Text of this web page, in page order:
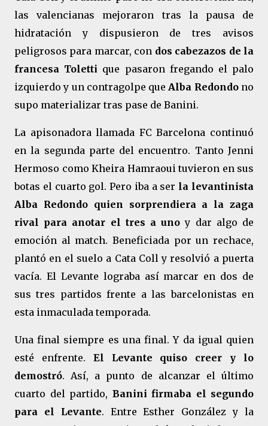
las valencianas mejoraron tras la pausa de
hidratación y dispusieron de tres avisos
peligrosos para marcar, con dos cabezazos de la
francesa Toletti que pasaron fregando el palo
izquierdo y un contragolpe queAlba Redondono
supo materializar tras pase de Banini.
La apisonadora llamada FC Barcelona continuó
en la segunda parte del encuentro. Tanto Jenni
Hermoso como Kheira Hamraoui tuvieron en sus
botas el cuarto gol. Pero iba a ser la levantinista
Alba Redondo quien sorprendiera a la zaga
rival para anotar el tres a uno y dar algo de
emoción al match. Beneficiada por un rechace,
plantó en el suelo a Cata Coll y resolvió a puerta
vacía. El Levante lograba así marcar en dos de
sus tres partidos frente a las barcelonistas en
esta inmaculada temporada.
Una final siempre es una final. Y da igual quien
esté enfrente. El Levante quiso creer y lo
demostró. Así, a punto de alcanzar el último
cuarto del partido, Banini firmaba el segundo
para el Levante. Entre Esther González y la